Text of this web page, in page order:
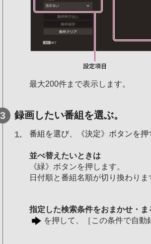
最大200件まで表示します。
録画したい番組を選ぶ。
番組を選び、《決定》ボタンを押
並べ替えたいときは
《緑》ボタンを押します。
日付順と番組名順が切り換わりま
指定した検索条件をおまかせ・
を押して、［この条件で自動